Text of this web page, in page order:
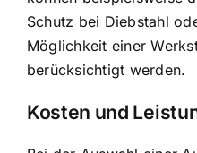
Schutz bei Diebstahl
Möglichkeit einer
berücksichtigt werden.
Kosten und